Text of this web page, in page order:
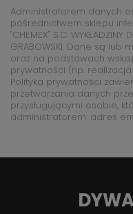
Administratorem danych
pośrednictwem sklepu
"CHEMEX" S.C. WYKŁADZINY
GRABOWSKI. Dane są
oraz na podstawach
prywatności (np.
Polityka prywatności
przetwarzania danych
przysługującymi osobie,
administratorem: adres